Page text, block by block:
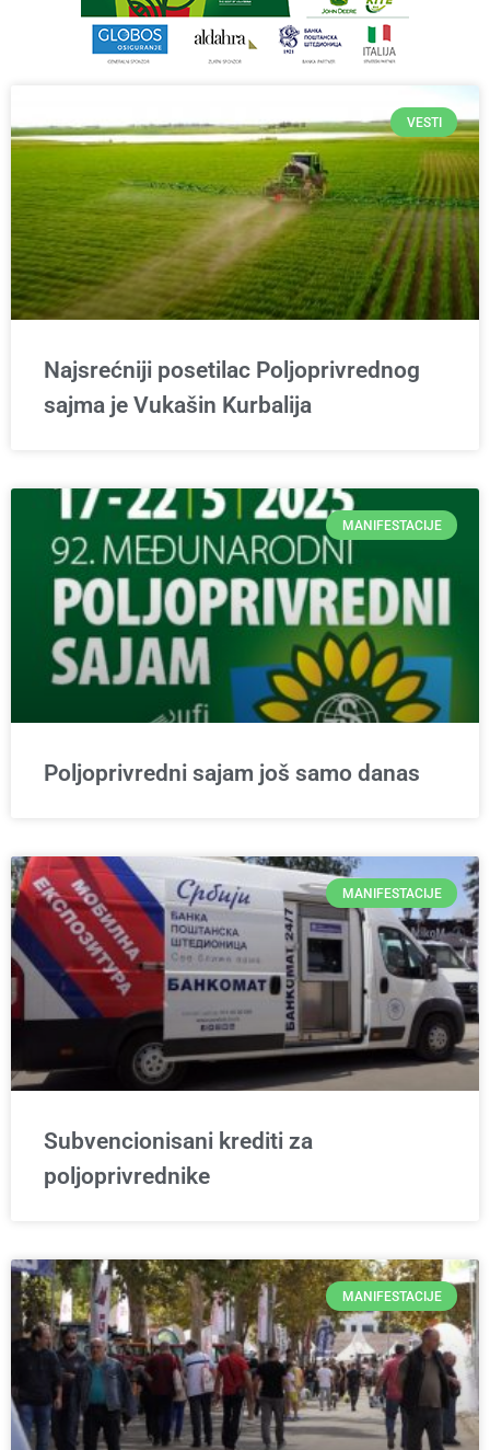
VESTI
Najsrećniji posetilac Poljoprivrednog
sajma je Vukašin Kurbalija
MANIFESTACIJE
Poljoprivredni sajam još samo danas
MANIFESTACIJE
Subvencionisani krediti za
poljoprivrednike
MANIFESTACIJE